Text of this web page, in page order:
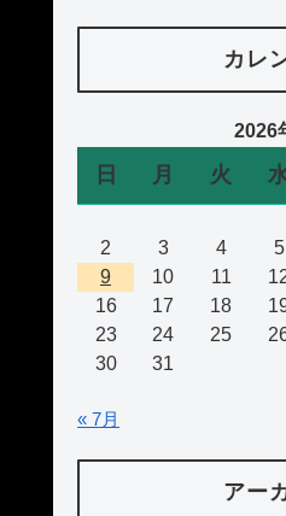
カレ
2026
日 月 火
2
3 4 5
9
10 11
16
17 18
23
24 25
30
31
« 7月
アー